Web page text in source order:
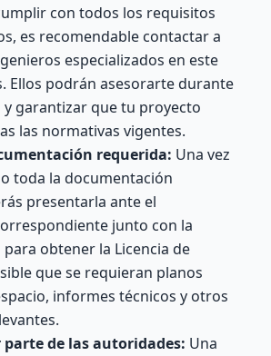
con todos los requisitos
es recomendable contactar a
especializados en este
Ellos podrán asesorarte durante
garantizar que tu proyecto
las normativas vigentes.
requerida: Una vez
toda la documentación
presentarla ante el
junto con la
obtener la Licencia de
que se requieran planos
informes técnicos y otros
de las autoridades: Una